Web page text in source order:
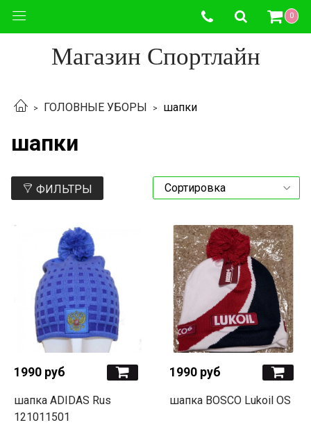
0
Магазин Спортлайн
ГОЛОВНЫЕ УБОРЫ шапки
шапки
ФИЛЬТРЫ
1990 руб
шапка ADIDAS Rus
121011501
1990 руб
шапка BOSCO Lukoil OS